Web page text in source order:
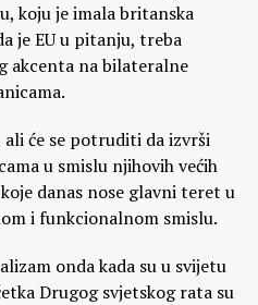
koju je imala britanska
je EU u pitanju, treba
akcenta na bilateralne
će se potruditi da izvrši
u smislu njihovih većih
danas nose glavni teret u
i funkcionalnom smislu.
onda kada su u svijetu
Drugog svjetskog rata su